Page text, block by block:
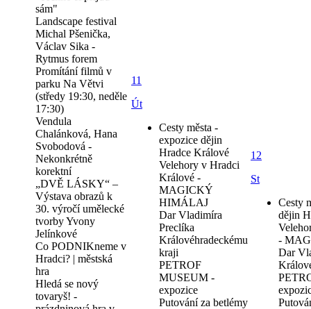
sám"
Landscape festival
Michal Pšenička,
Václav Sika -
Rytmus forem
Promítání filmů v
parku Na Větvi
(středy 19:30, neděle
17:30)
Vendula
Chalánková, Hana
Svobodová -
Nekonkrétně
korektní
„DVĚ LÁSKY“ –
Výstava obrazů k
30. výročí umělecké
tvorby Yvony
Jelínkové
Co PODNIKneme v
Hradci? | městská
hra
Hledá se nový
tovaryš! -
11
Út
Cesty města -
expozice dějin
Hradce Králové
Velehory v Hradci
Králové -
MAGICKÝ
HIMÁLAJ
Dar Vladimíra
Preclíka
Královéhradeckému
kraji
PETROF
MUSEUM -
expozice
Putování za betlémy
12
St
Cesty
dějin
-
Dar